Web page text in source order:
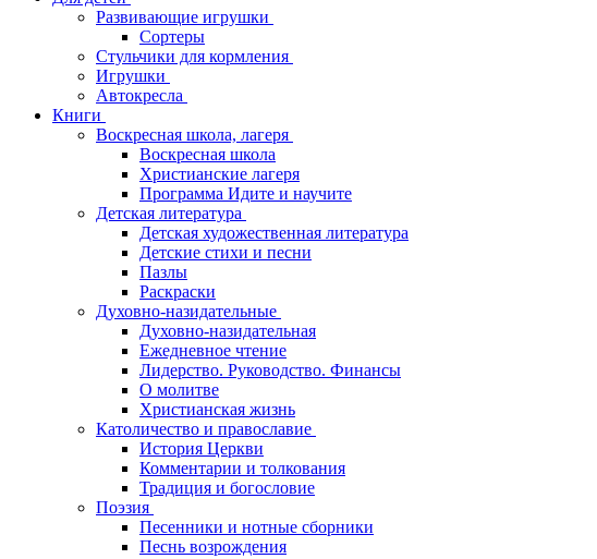
Развивающие игрушки
Сортеры
Стульчики для кормления
Игрушки
Автокресла
Книги
Воскресная школа, лагеря
Воскресная школа
Христианские лагеря
Программа Идите и научите
Детская литература
Детская художественная литература
Детские стихи и песни
Пазлы
Раскраски
Духовно-назидательные
Духовно-назидательная
Ежедневное чтение
Лидерство. Руководство. Финансы
О молитве
Христианская жизнь
Католичество и православие
История Церкви
Комментарии и толкования
Традиция и богословие
Поэзия
Песенники и нотные сборники
Песнь возрождения